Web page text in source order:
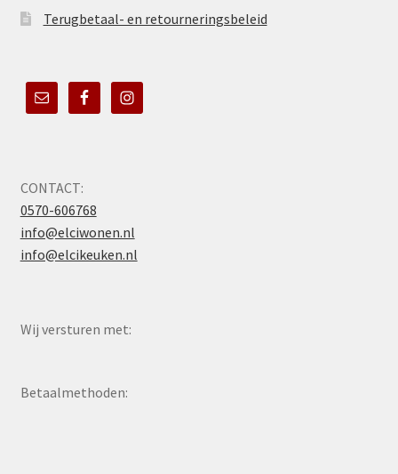
Terugbetaal- en retourneringsbeleid
CONTACT:
0570-606768
info@elciwonen.nl
info@elcikeuken.nl
Wij versturen met:
Betaalmethoden: